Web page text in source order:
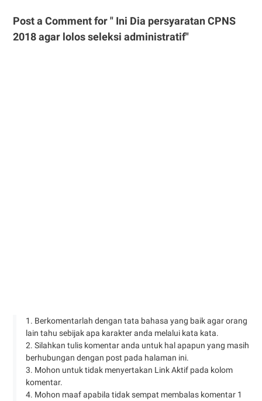
Post a Comment for " Ini Dia persyaratan CPNS
2018 agar lolos seleksi administratif"
1. Berkomentarlah dengan tata bahasa yang baik agar orang
lain tahu sebijak apa karakter anda melalui kata kata.
2. Silahkan tulis komentar anda untuk hal apapun yang masih
berhubungan dengan post pada halaman ini.
3. Mohon untuk tidak menyertakan Link Aktif pada kolom
komentar.
4. Mohon maaf apabila tidak sempat membalas komentar 1